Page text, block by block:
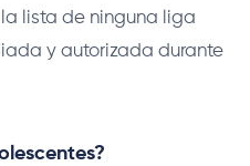
lista de ninguna liga
y autorizada durante